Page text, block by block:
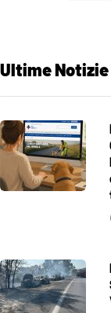
Ultime Notizie